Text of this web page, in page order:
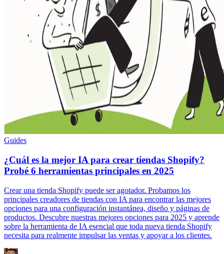
Guides
¿Cuál es la mejor IA para crear tiendas Shopify?
Probé 6 herramientas principales en 2025
Crear una tienda Shopify puede ser agotador. Probamos los
principales creadores de tiendas con IA para encontrar las mejores
opciones para una configuración instantánea, diseño y páginas de
productos. Descubre nuestras mejores opciones para 2025 y aprende
sobre la herramienta de IA esencial que toda nueva tienda Shopify
necesita para realmente impulsar las ventas y apoyar a los clientes.